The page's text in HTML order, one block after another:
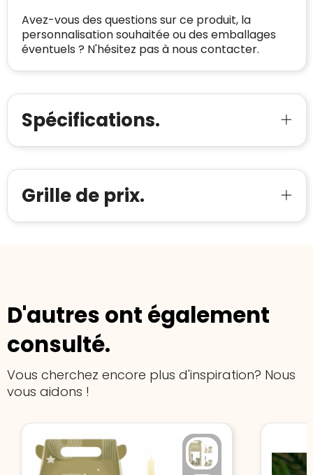
Avez-vous des questions sur ce produit, la
personnalisation souhaitée ou des emballages
éventuels ? N'hésitez pas à nous contacter.
Spécifications.
Grille de prix.
D'autres ont également
consulté.
Vous cherchez encore plus d'inspiration? Nous
vous aidons !